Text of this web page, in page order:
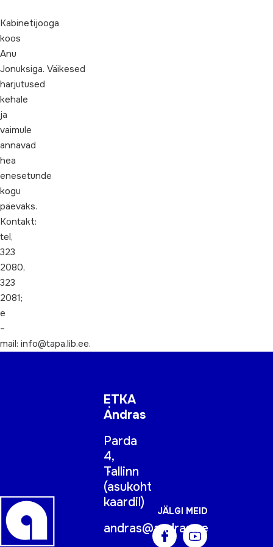
Kabinetijooga
koos
Anu
Jonuksiga. Väikesed
harjutused
kehale
ja
vaimule
annavad
hea
enesetunde
kogu
päevaks.
Kontakt:
tel,
323
2080,
323
2081;
e
–
mail: info@tapa.lib.ee.
ETKA
Andras
Parda
4,
Tallinn
(asukoht
kaardil)
andras@andras.ee
JÄLGI MEID